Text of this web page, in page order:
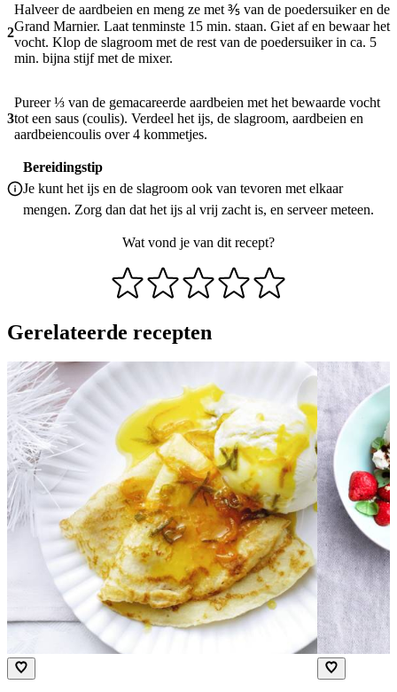
2
Halveer de aardbeien en meng ze met ⅗ van de poedersuiker en de
Grand Marnier. Laat tenminste 15 min. staan. Giet af en bewaar het
vocht. Klop de slagroom met de rest van de poedersuiker in ca. 5
min. bijna stijf met de mixer.
3
Pureer ⅓ van de gemacareerde aardbeien met het bewaarde vocht
tot een saus (coulis). Verdeel het ijs, de slagroom, aardbeien en
aardbeiencoulis over 4 kommetjes.
Bereidingstip
Je kunt het ijs en de slagroom ook van tevoren met elkaar
mengen. Zorg dan dat het ijs al vrij zacht is, en serveer meteen.
Wat vond je van dit recept?
Gerelateerde recepten